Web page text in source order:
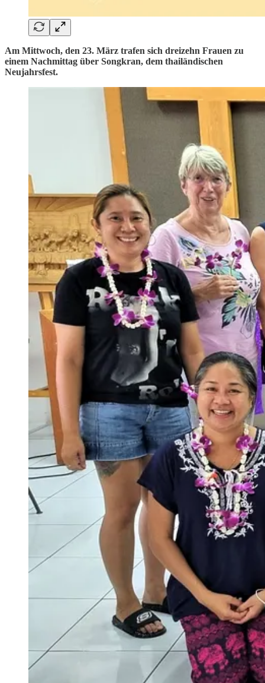
Am Mittwoch, den 23. März trafen sich dreizehn Frauen zu
einem Nachmittag über Songkran, dem thailändischen
Neujahrsfest.